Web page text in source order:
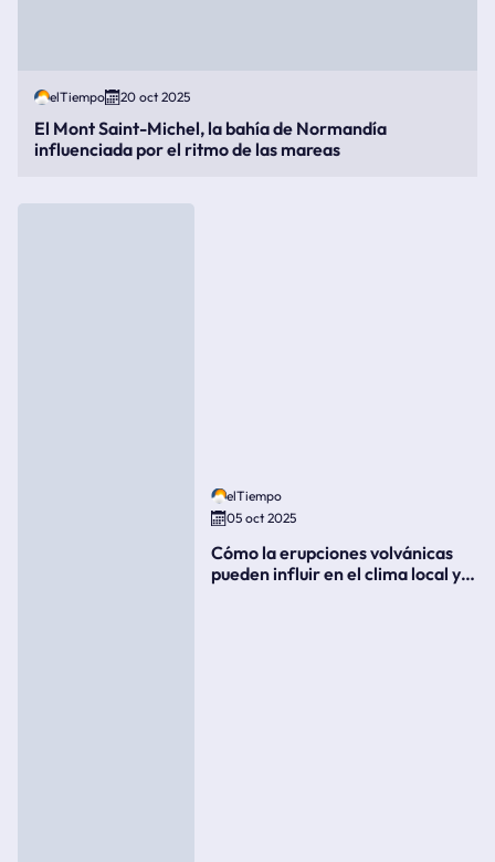
elTiempo 20 oct 2025
El Mont Saint-Michel, la bahía de Normandía
influenciada por el ritmo de las mareas
elTiempo
05 oct 2025
Cómo la erupciones volvánicas
pueden influir en el clima local y